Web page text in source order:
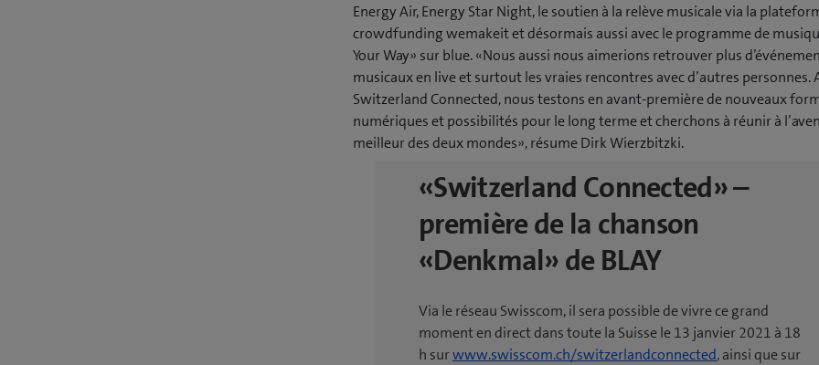
Energy Air, Energy Star Night, le soutien à la relève musicale via la
crowdfunding wemakeit et désormais aussi avec le programme de
Your Way» sur blue. «Nous aussi nous aimerions retrouver plus
musicaux en live et surtout les vraies rencontres avec d’autres personnes.
Switzerland Connected, nous testons en avant-première de nouveaux
numériques et possibilités pour le long terme et cherchons à réunir à
meilleur des deux mondes», résume Dirk Wierzbitzki.
«Switzerland Connected» –
première de la chanson
«Denkmal» de BLAY
Via le réseau Swisscom, il sera possible de vivre ce grand
moment en direct dans toute la Suisse le 13 janvier 2021 à 18
h surwww.swisscom.ch/switzerlandconnected, ainsi que sur